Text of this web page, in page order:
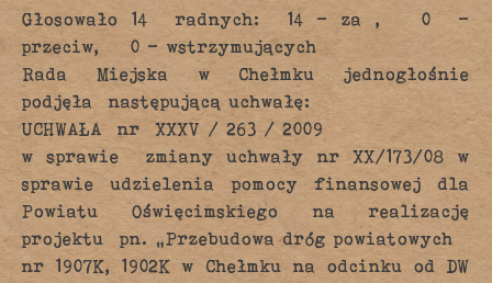
Głosowało 14 radnych: 14 – za , 0 –
przeciw, 0 – wstrzymujących
Rada Miejska w Chełmku jednogłośnie
podjęła następującą uchwałę:
UCHWAŁA nr XXXV / 263 / 2009
w sprawie zmiany uchwały nr XX/173/08 w
sprawie udzielenia pomocy finansowej dla
Powiatu Oświęcimskiego na realizację
projektu pn. „Przebudowa dróg powiatowych
nr 1907K, 1902K w Chełmku na odcinku od DW